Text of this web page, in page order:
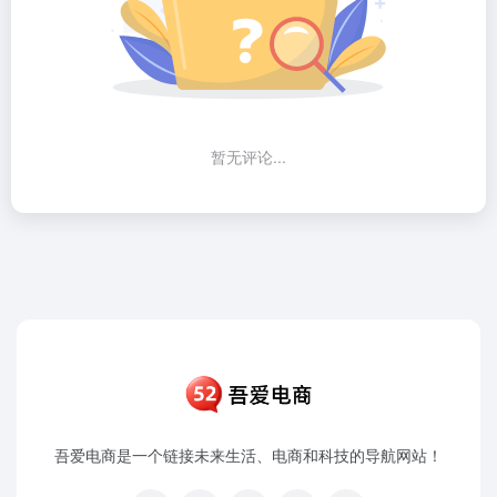
暂无评论...
吾爱电商是一个链接未来生活、电商和科技的导航网站！